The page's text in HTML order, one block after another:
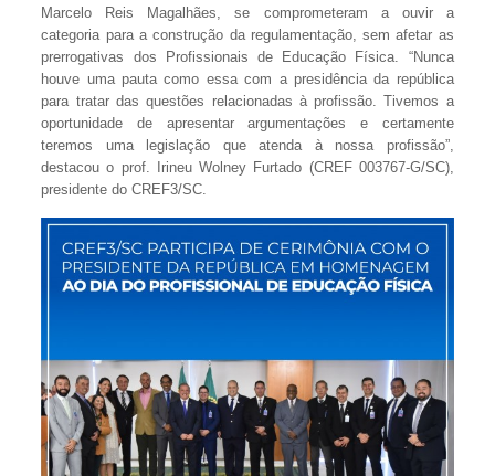
Marcelo Reis Magalhães, se comprometeram a ouvir a
categoria para a construção da regulamentação, sem afetar as
prerrogativas dos Profissionais de Educação Física. “Nunca
houve uma pauta como essa com a presidência da república
para tratar das questões relacionadas à profissão. Tivemos a
oportunidade de apresentar argumentações e certamente
teremos uma legislação que atenda à nossa profissão”,
destacou o prof. Irineu Wolney Furtado (CREF 003767-G/SC),
presidente do CREF3/SC.